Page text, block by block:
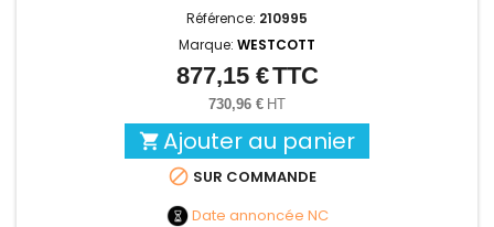
Référence: 210995
Marque: WESTCOTT
Prix
877,15 €TTC
730,96 € HT
 Ajouter au panier
 SUR COMMANDE
Date annoncée NC